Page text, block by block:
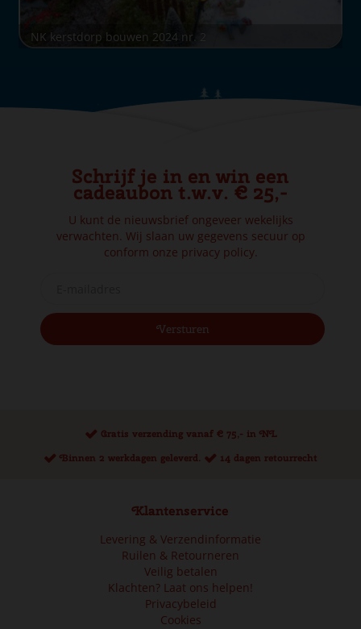
NK kerstdorp bouwen 2024 nr. 2
Schrijf je in en win een
cadeaubon t.w.v. € 25,-
U kunt de nieuwsbrief ongeveer wekelijks
verwachten. Wij slaan uw gegevens secuur op
conform onze privacy policy.
Gratis verzending vanaf € 75,- in NL
Binnen 2 werkdagen geleverd.
14 dagen retourrecht
Klantenservice
Levering & Verzendinformatie
Ruilen & Retourneren
Veilig betalen
Klachten? Laat ons helpen!
Privacybeleid
Cookies